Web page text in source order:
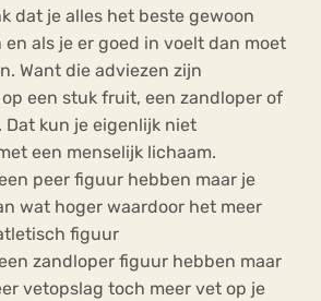
dat je alles het beste gewoon
en als je er goed in voelt dan moet
Want die adviezen zijn
een stuk fruit, een zandloper of
Dat kun je eigenlijk niet
een menselijk lichaam.
peer figuur hebben maar je
wat hoger waardoor het meer
figuur
zandloper figuur hebben maar
vetopslag toch meer vet op je